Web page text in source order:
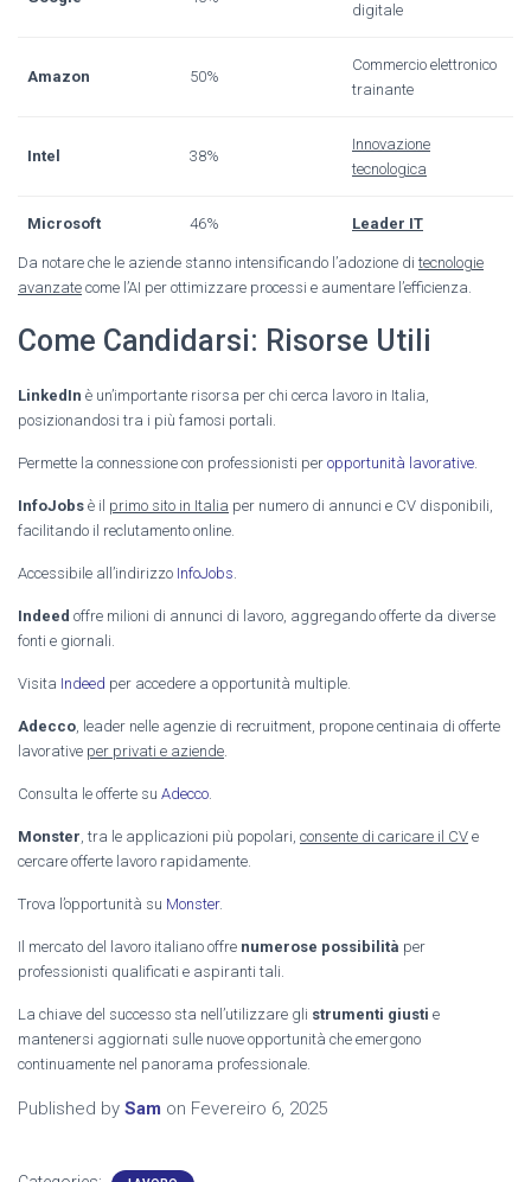
digitale
Amazon 50%
Commercio elettronico
trainante
Intel 38%
Innovazione
tecnologica
Microsoft 46% Leader IT
Da notare che le aziende stanno intensificando l’adozione di tecnologie
avanzate come l’AI per ottimizzare processi e aumentare l’efficienza.
Come Candidarsi: Risorse Utili
LinkedIn è un’importante risorsa per chi cerca lavoro in Italia,
posizionandosi tra i più famosi portali.
Permette la connessione con professionisti per opportunità lavorative
InfoJobs è il primo sito in Italia per numero di annunci e CV disponibili,
facilitando il reclutamento online.
Accessibile all’indirizzo InfoJobs
Indeed offre milioni di annunci di lavoro, aggregando offerte da diverse
fonti e giornali.
Visita Indeed per accedere a opportunità multiple.
Adecco , leader nelle agenzie di recruitment, propone centinaia di offerte
lavorative per privati e aziende
Consulta le offerte su Adecco
Monster , tra le applicazioni più popolari, consente di caricare il CV e
cercare offerte lavoro rapidamente.
Trova l’opportunità su Monster.
Il mercato del lavoro italiano offre numerose possibilità per
professionisti qualificati e aspiranti tali.
La chiave del successo sta nell’utilizzare gli strumenti giusti e
mantenersi aggiornati sulle nuove opportunità che emergono
continuamente nel panorama professionale.
Published by Sam on Fevereiro 6, 2025